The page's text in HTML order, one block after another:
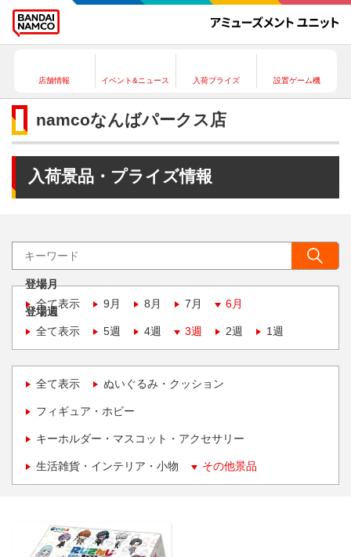
店舗情報 イベント&ニュース 入荷プライズ 設置ゲーム機
namcoなんばパークス店
入荷景品・プライズ情報
登場月
全て表示
9月 8月 7月 6月
登場週
全て表示
5週 4週 3週 2週 1週
全て表示 ぬいぐるみ・クッション
フィギュア・ホビー
キーホルダー・マスコット・アクセサリー
生活雑貨・インテリア・小物 その他景品